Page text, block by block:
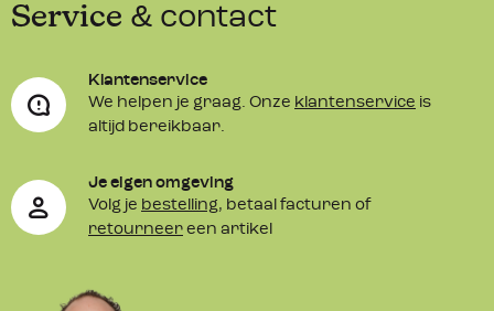
Service & contact
Klantenservice
We helpen je graag. Onze klantenservice is
altijd bereikbaar.
Je eigen omgeving
Volg je bestelling, betaal facturen of
retourneer een artikel